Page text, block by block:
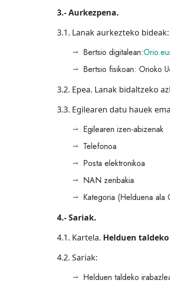
3.- Aurkezpena.
3.1. Lanak aurkezteko bideak:
Bertsio digitalean:
Bertsio fisikoan: Orioko
3.2. Epea. Lanak bidaltzeko
3.3. Egilearen datu hauek
Egilearen izen-abizenak
Telefonoa
Posta elektronikoa
NAN zenbakia
Kategoria (Helduena ala
4.- Sariak.
4.1. Kartela. Helduen
4.2. Sariak:
Helduen taldeko